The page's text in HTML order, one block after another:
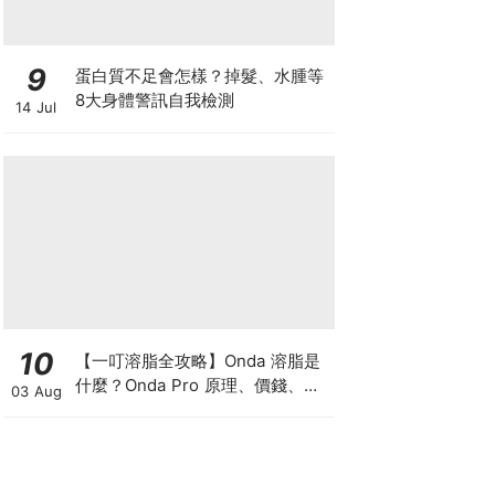
9
14 Jul
蛋白質不足會怎樣？掉髮、水腫等
8大身體警訊自我檢測
10
03 Aug
【一叮溶脂全攻略】Onda 溶脂是
什麼？Onda Pro 原理、價錢、次